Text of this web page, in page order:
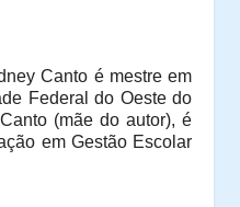
Canto é mestre em
Federal do Oeste do
(mãe do autor), é
em Gestão Escolar